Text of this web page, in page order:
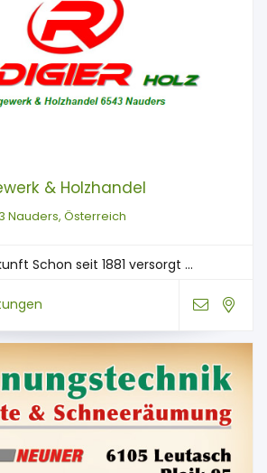
& Holzhandel
Nauders, Österreich
Schon seit 1881 versorgt ...